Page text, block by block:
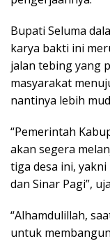
Bupati Seluma
karya bakti ini
jalan tebing yang
masyarakat
nantinya lebih
“Pemerintah
akan segera
tiga desa ini, yakni
dan Sinar Pagi”,
“Alhamdulillah,
untuk